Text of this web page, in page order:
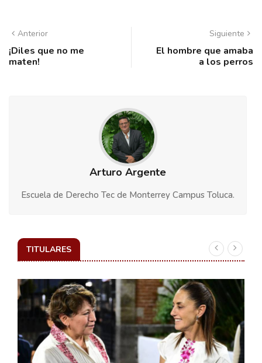
Anterior
¡Diles que no me
maten!
Siguiente
El hombre que amaba
a los perros
Arturo Argente
Escuela de Derecho Tec de Monterrey Campus Toluca.
TITULARES